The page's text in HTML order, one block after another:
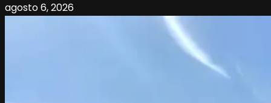
agosto 6, 2026